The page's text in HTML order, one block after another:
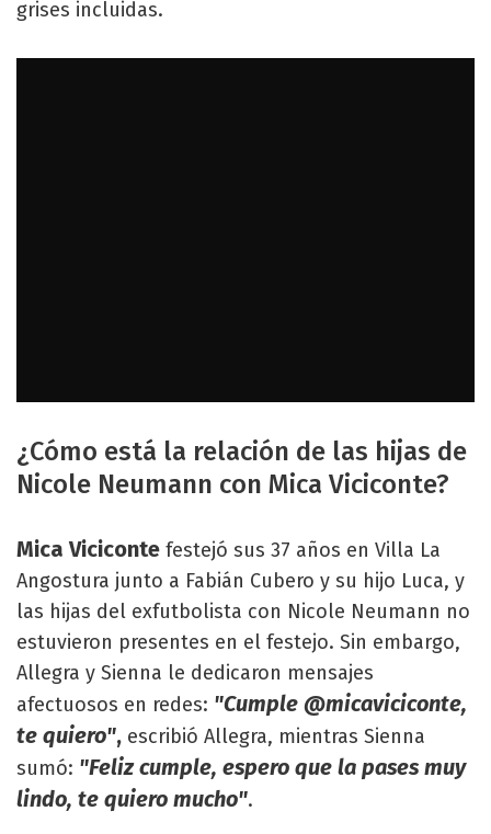
grises incluidas.
¿Cómo está la relación de las hijas de
Nicole Neumann con Mica Viciconte?
Mica Viciconte festejó sus 37 años en Villa La
Angostura junto a Fabián Cubero y su hijo Luca, y
las hijas del exfutbolista con Nicole Neumann no
estuvieron presentes en el festejo. Sin embargo,
Allegra y Sienna le dedicaron mensajes
afectuosos en redes: "Cumple @micaviciconte,
te quiero", escribió Allegra, mientras Sienna
sumó: "Feliz cumple, espero que la pases muy
lindo, te quiero mucho".